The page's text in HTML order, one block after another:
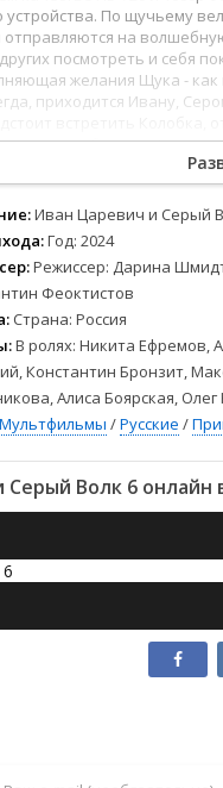
устройства. По щучьему
отправляются на
посмотреть и себя
желания Щука -
приходится Ивану,
волшебником. А
в любой сказке - это
678
Иван Царевич и Серый
Год: 2024
Режиссер: Дарина
Феоктистов
Страна: Россия
В ролях: Никита Ефремов,
Константин Бронзит,
Алиса Боярская, Олег
Мультфильмы /Русские /
Волк 6 онлайн